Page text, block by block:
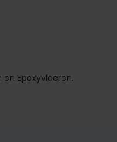
Epoxyvloeren.